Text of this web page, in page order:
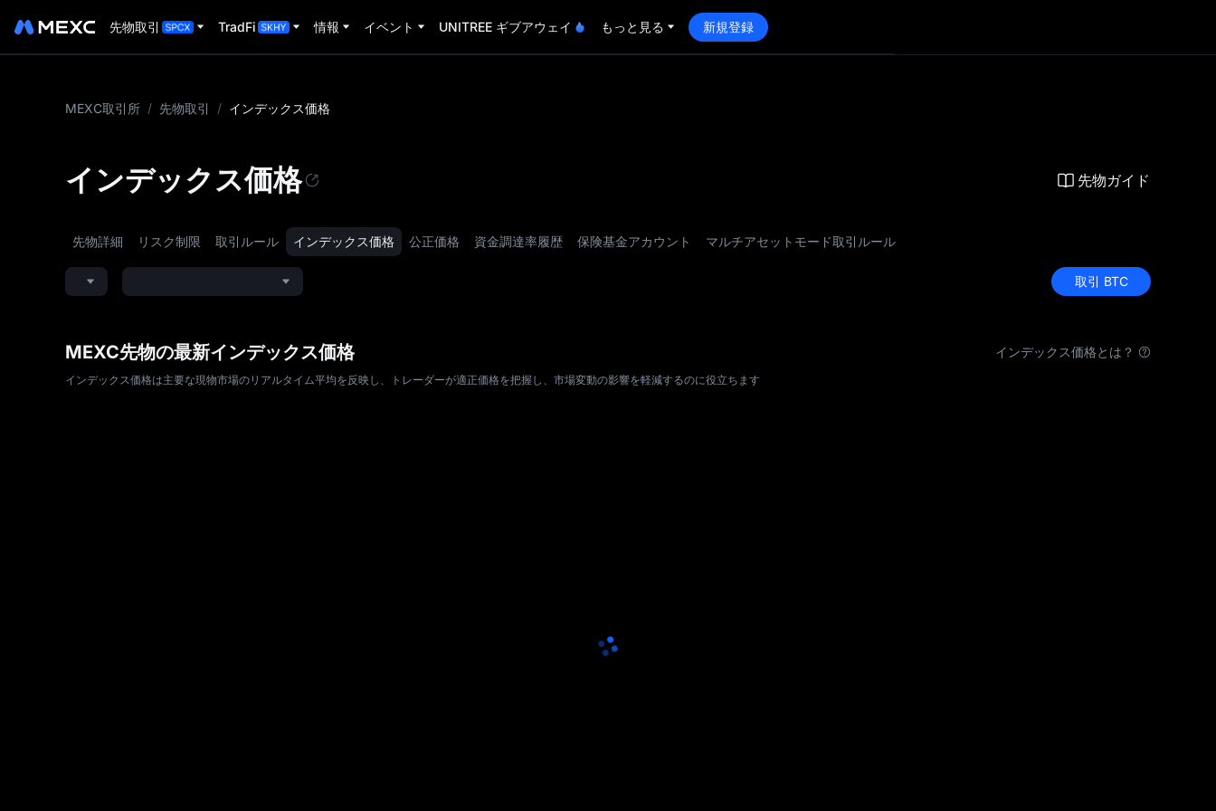
先物取引 TradFi 情報 イベント UNITREE ギブアウェイ もっと見る 新規登録
MEXC取引所 / 先物取引 / インデックス価格
インデックス価格 先物ガイド
先物詳細 リスク制限 取引ルール インデックス価格 公正価格 資金調達率履歴 保険基金アカウント マルチアセットモード取引ルール
取引 BTC
MEXC先物の最新インデックス価格 インデックス価格とは？
インデックス価格は主要な現物市場のリアルタイム平均を反映し、トレーダーが適正価格を把握し、市場変動の影響を軽減するのに役立ちます